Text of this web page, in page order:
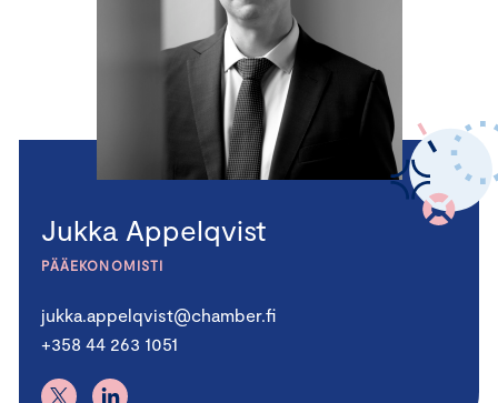
Jukka Appelqvist
PÄÄEKONOMISTI
jukka.appelqvist@chamber.fi
+358 44 263 1051